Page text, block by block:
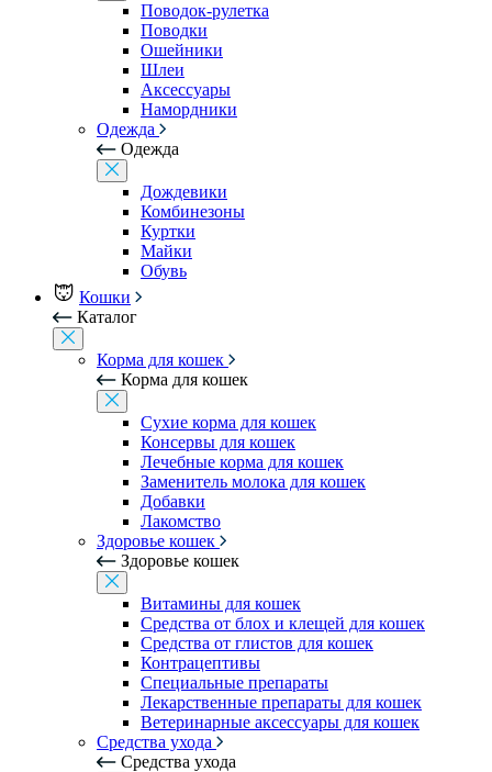
Поводок-рулетка
Поводки
Ошейники
Шлеи
Аксессуары
Намордники
Одежда
Одежда
Дождевики
Комбинезоны
Куртки
Майки
Обувь
Кошки
Каталог
Корма для кошек
Корма для кошек
Сухие корма для кошек
Консервы для кошек
Лечебные корма для кошек
Заменитель молока для кошек
Добавки
Лакомство
Здоровье кошек
Здоровье кошек
Витамины для кошек
Средства от блох и клещей для кошек
Средства от глистов для кошек
Контрацептивы
Специальные препараты
Лекарственные препараты для кошек
Ветеринарные аксессуары для кошек
Средства ухода
Средства ухода